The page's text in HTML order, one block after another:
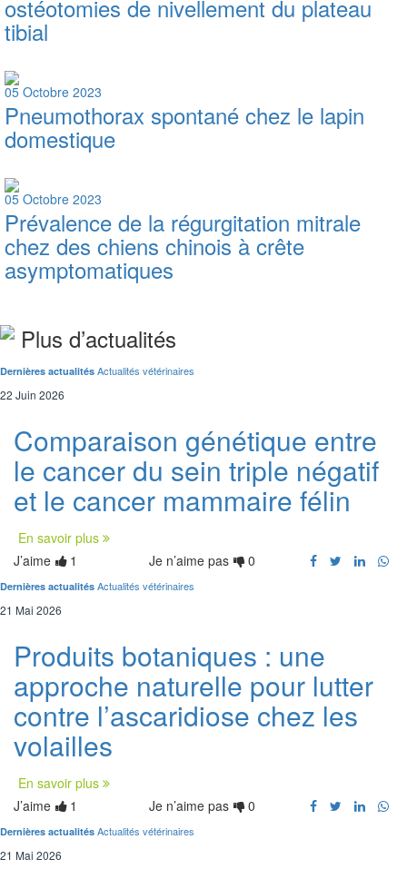
ostéotomies de nivellement du plateau
tibial
05 Octobre 2023
Pneumothorax spontané chez le lapin
domestique
05 Octobre 2023
Prévalence de la régurgitation mitrale
chez des chiens chinois à crête
asymptomatiques
Plus d’actualités
Dernières actualités Actualités vétérinaires
22 Juin 2026
Comparaison génétique entre
le cancer du sein triple négatif
et le cancer mammaire félin
En savoir plus
J’aime
1 Je n’aime pas 0
Dernières actualités Actualités vétérinaires
21 Mai 2026
Produits botaniques : une
approche naturelle pour lutter
contre l’ascaridiose chez les
volailles
En savoir plus
J’aime
1 Je n’aime pas 0
Dernières actualités Actualités vétérinaires
21 Mai 2026